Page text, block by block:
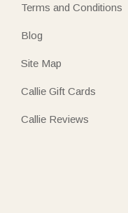
Terms and Conditions
Blog
Site Map
Callie Gift Cards
Callie Reviews